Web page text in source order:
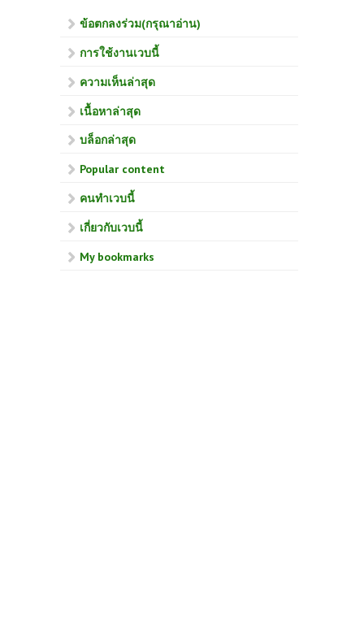
ข้อตกลงร่วม(กรุณาอ่าน)
การใช้งานเวบนี้
ความเห็นล่าสุด
เนื้อหาล่าสุด
บล็อกล่าสุด
Popular content
คนทำเวบนี้
เกี่ยวกับเวบนี้
My bookmarks